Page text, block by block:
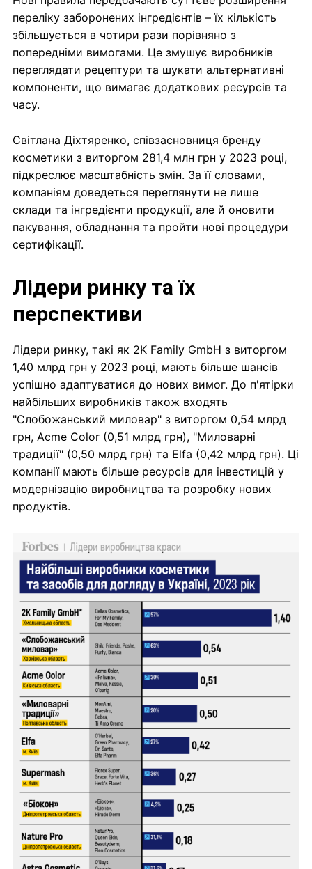
переліку заборонених інгредієнтів – їх кількість
збільшується в чотири рази порівняно з
попередніми вимогами. Це змушує виробників
переглядати рецептури та шукати альтернативні
компоненти, що вимагає додаткових ресурсів та
часу.
Світлана Діхтяренко, співзасновниця бренду
косметики з виторгом 281,4 млн грн у 2023 році,
підкреслює масштабність змін. За її словами,
компаніям доведеться переглянути не лише
склади та інгредієнти продукції, але й оновити
пакування, обладнання та пройти нові процедури
сертифікації.
Лідери ринку та їх
перспективи
Лідери ринку, такі як 2K Family GmbH з виторгом
1,40 млрд грн у 2023 році, мають більше шансів
успішно адаптуватися до нових вимог. До п'ятірки
найбільших виробників також входять
"Слобожанський миловар" з виторгом 0,54 млрд
грн, Acme Color (0,51 млрд грн), "Миловарні
традиції" (0,50 млрд грн) та Elfa (0,42 млрд грн). Ці
компанії мають більше ресурсів для інвестицій у
модернізацію виробництва та розробку нових
продуктів.